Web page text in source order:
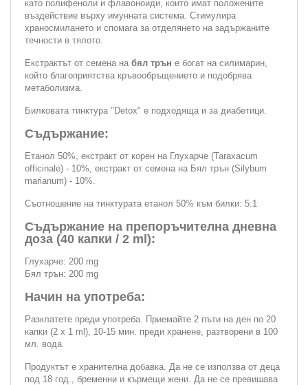
като полифеноли и флавоноиди, които имат положените
въздействие върху имунната система. Стимулира
храносмилането и спомага за отделянето на задържаните
течности в тялото.
Екстрактът от семена на бял трън е богат на силимарин,
който благоприятства кръвообръщението и подобрява
метаболизма.
Билковата тинктура "Detox" е подходяща и за диабетици.
Съдържание:
Етанол 50%, екстракт от корен на Глухарче (Taraxacum
officinale) - 10%, екстракт от семена на Бял трън (Silybum
marianum) - 10%.
Съотношение на тинктурата етанол 50% към билки: 5:1
Съдържание на препоръчителна дневна
доза (40 капки / 2 ml):
Глухарче: 200 mg
Бял трън: 200 mg
Начин на употреба:
Разклатете преди употреба. Приемайте 2 пъти на ден по 20
капки (2 х 1 ml), 10-15 мин. преди хранене, разтворени в 100
мл. вода.
Продуктът е хранителна добавка. Да не се използва от деца
под 18 год., бременни и кърмещи жени. Да не се превишава